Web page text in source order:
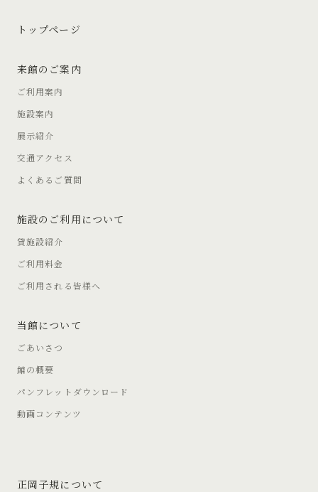
トップページ
来館のご案内
ご利用案内
施設案内
展示紹介
交通アクセス
よくあるご質問
施設のご利用について
貸施設紹介
ご利用料金
ご利用される皆様へ
当館について
ごあいさつ
館の概要
パンフレットダウンロード
動画コンテンツ
正岡子規について